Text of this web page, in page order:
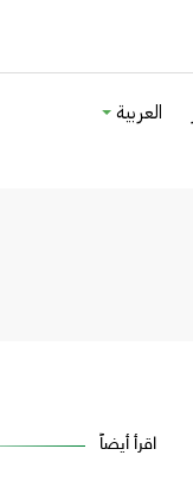
العربية
اقرأ أيضاً